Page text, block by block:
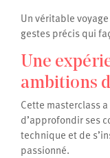
Un véritable
gestes précis qui
Une
ambitions
Cette masterclass
d’approfondir ses
technique et de
passionné.